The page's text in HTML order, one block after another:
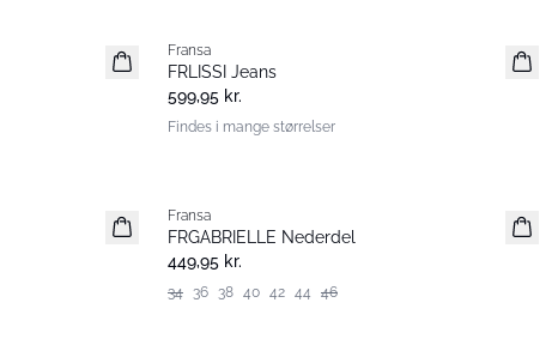
Nyhed
Fransa
FRLISSI Jeans
599,95 kr.
Findes i mange størrelser
Nyhed
Fransa
FRGABRIELLE Nederdel
449,95 kr.
34 36 38 40 42 44 46